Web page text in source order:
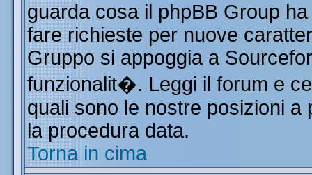
guarda cosa il phpBB Group
fare richieste per nuove
Gruppo si appoggia a
funzionalit�. Leggi il forum e
quali sono le nostre posizioni
la procedura data.
Torna in cima